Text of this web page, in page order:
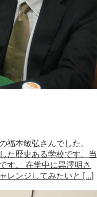
福本敏弘さんでした。
た歴史ある学校です。当
す。 在学中に黒澤明さ
レンジしてみたいと […]